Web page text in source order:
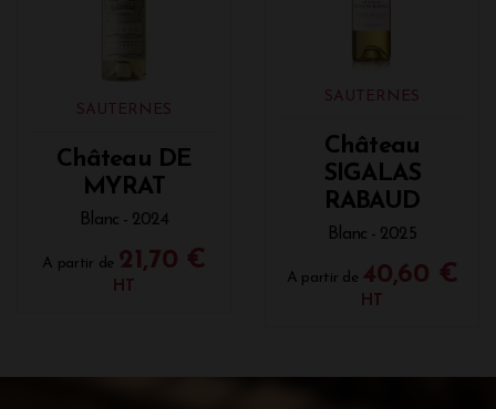
SAUTERNES
Château DE
MYRAT
Blanc - 2024
A partir de 21,70 €
HT
SAUTERNES
Château
SIGALAS
RABAUD
Blanc - 2025
A partir de 40,60 €
HT